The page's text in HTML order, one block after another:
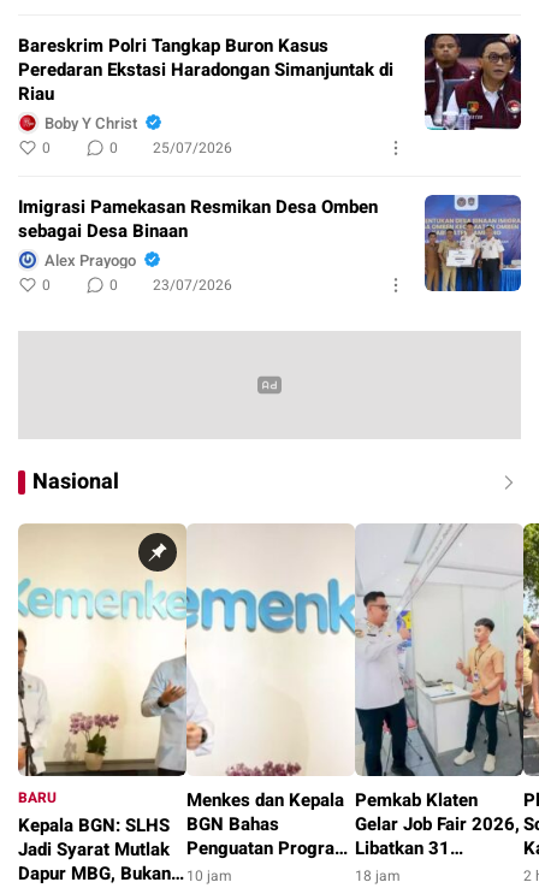
Bareskrim Polri Tangkap Buron Kasus
Peredaran Ekstasi Haradongan Simanjuntak di
Riau
Boby Y Christ
0 0 25/07/2026
Imigrasi Pamekasan Resmikan Desa Omben
sebagai Desa Binaan
Alex Prayogo
0 0 23/07/2026
Nasional
BARU
Kepala BGN: SLHS
Jadi Syarat Mutlak
Dapur MBG, Bukan
Menkes dan Kepala
BGN Bahas
Penguatan Program
MBG, Libatkan Ahli
10 jam
Pemkab Klaten
Gelar Job Fair 2026,
Libatkan 31
Perusahaan dengan
18 jam 2